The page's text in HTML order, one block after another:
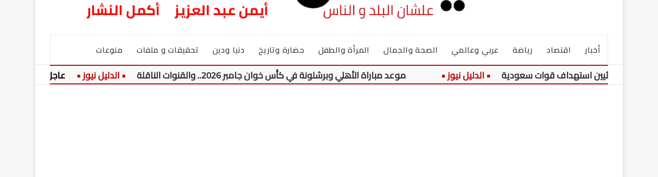
أخبار اقتصاد رياضة عربي وعالمي الصحة والجمال المرأة والطفل حضارة وتاريخ دنيا ودين تحقيقات و ملفات منوعات
الحوثيين استهداف قوات سعودية موعد مباراة الأهلي وبرشلونة في كأس خوان جامبر 2026.. والقنوات الناقلة عاجل: نيولوك